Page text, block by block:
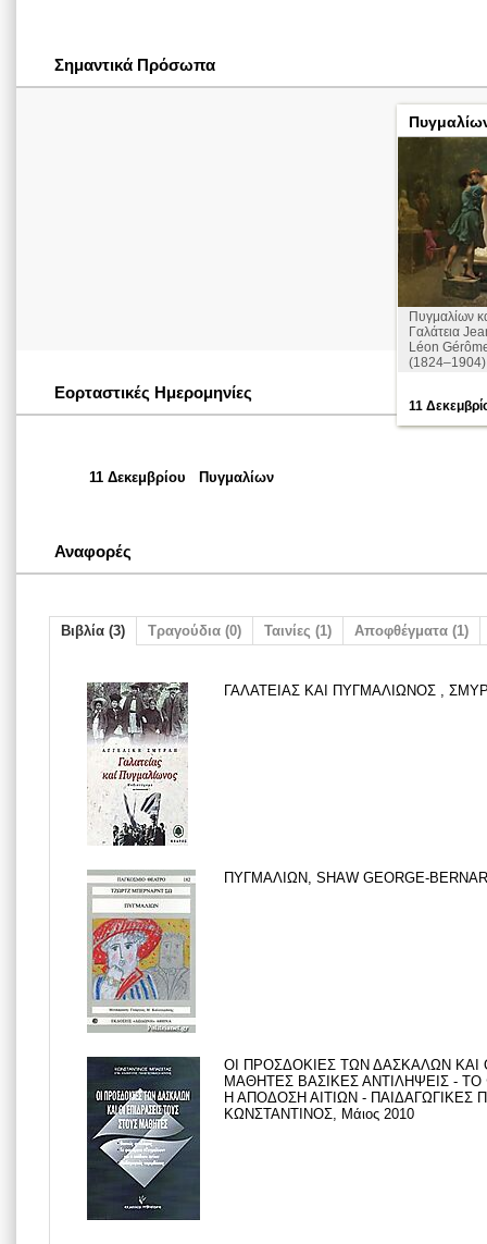
Σημαντικά Πρόσωπα
Πυγμαλίων
Γαλάτεια
Léon
(1824–1904)
11
Εορταστικές Ημερομηνίες
11 Δεκεμβρίου Πυγμαλίων
Αναφορές
Βιβλία (3) Τραγούδια (0) Ταινίες (1) Αποφθέγματα (1)
ΓΑΛΑΤΕΙΑΣ ΚΑΙ ΠΥΓΜΑΛΙΩΝΟΣ ,
ΠΥΓΜΑΛΙΩΝ, SHAW GEORGE-
ΟΙ ΠΡΟΣΔΟΚΙΕΣ ΤΩΝ ΔΑΣΚΑΛΩΝ ΚΑΙ
ΜΑΘΗΤΕΣ ΒΑΣΙΚΕΣ ΑΝΤΙΛΗΨΕΙΣ -
Η ΑΠΟΔΟΣΗ ΑΙΤΙΩΝ -
ΚΩΝΣΤΑΝΤΙΝΟΣ, Μάιος 2010